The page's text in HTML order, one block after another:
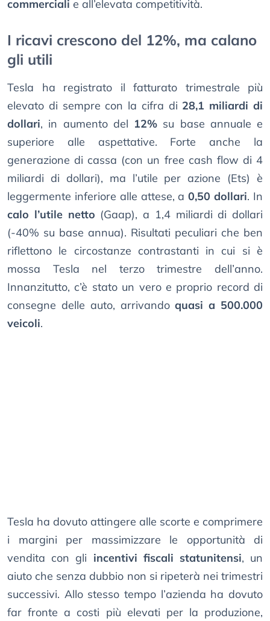
commerciali e all’elevata competitività.
I ricavi crescono del 12%, ma calano
gli utili
Tesla ha registrato il fatturato trimestrale più
elevato di sempre con la cifra di 28,1 miliardi di
dollari, in aumento del 12% su base annuale e
superiore alle aspettative. Forte anche la
generazione di cassa (con un free cash flow di 4
miliardi di dollari), ma l’utile per azione (Ets) è
leggermente inferiore alle attese, a0,50 dollari. In
calo l’utile netto (Gaap), a 1,4 miliardi di dollari
(-40% su base annua). Risultati peculiari che ben
riflettono le circostanze contrastanti in cui si è
mossa Tesla nel terzo trimestre dell’anno.
Innanzitutto, c’è stato un vero e proprio record di
consegne delle auto, arrivandoquasi a 500.000
veicoli.
Tesla ha dovuto attingere alle scorte e comprimere
i margini per massimizzare le opportunità di
vendita con gli incentivi fiscali statunitensi, un
aiuto che senza dubbio non si ripeterà nei trimestri
successivi. Allo stesso tempo l’azienda ha dovuto
far fronte a costi più elevati per la produzione,